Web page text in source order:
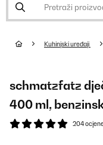
Kuhinjski uređaji
schmatzfatz
400 ml,
204